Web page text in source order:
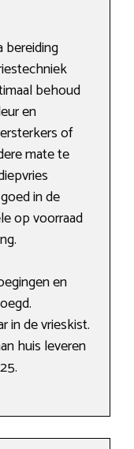
bereiding
behoud
en
of
mate te
in de
op voorraad
en
in de vrieskist.
huis leveren